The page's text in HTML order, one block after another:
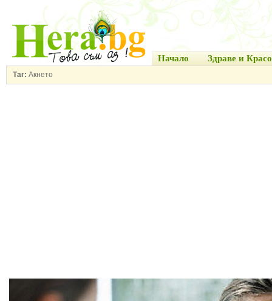
Начало Здраве и
Таг: Акнето